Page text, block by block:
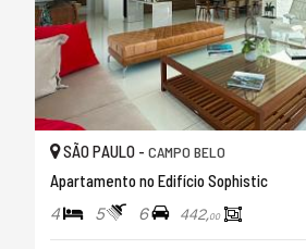
SÃO PAULO - CAMPO BELO
Apartamento no Edifício Sophistic
4 5 6 442,00